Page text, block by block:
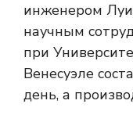
инженером
научным
при
Венесуэле
день, а